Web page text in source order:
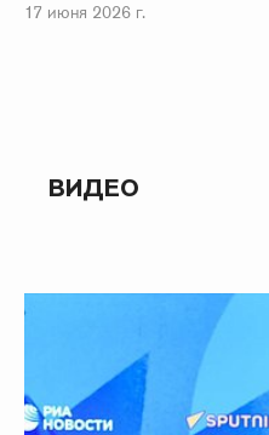
17 июня 2026 г.
ВИДЕО